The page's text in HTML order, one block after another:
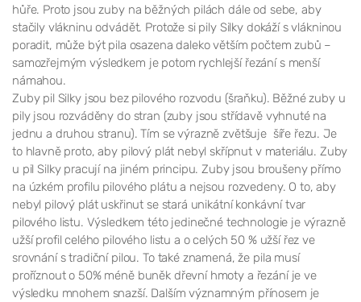
hůře. Proto jsou zuby na běžných pilách dále od sebe, aby
stačily vlákninu odvádět. Protože si pily Silky dokáží s vlákninou
poradit, může být pila osazena daleko větším počtem zubů –
samozřejmým výsledkem je potom rychlejší řezání s menší
námahou.
Zuby pil Silky jsou bez pilového rozvodu (šraňku). Běžné zuby u
pily jsou rozváděny do stran (zuby jsou střídavě vyhnuté na
jednu a druhou stranu). Tím se výrazně zvětšuje šíře řezu. Je
to hlavně proto, aby pilový plát nebyl skřípnut v materiálu. Zuby
u pil Silky pracují na jiném principu. Zuby jsou broušeny přímo
na úzkém profilu pilového plátu a nejsou rozvedeny. O to, aby
nebyl pilový plát uskřinut se stará unikátní konkávní tvar
pilového listu. Výsledkem této jedinečné technologie je výrazně
užší profil celého pilového listu a o celých 50 % užší řez ve
srovnání s tradiční pilou. To také znamená, že pila musí
proříznout o 50% méně buněk dřevní hmoty a řezání je ve
výsledku mnohem snazší. Dalším významným přínosem je